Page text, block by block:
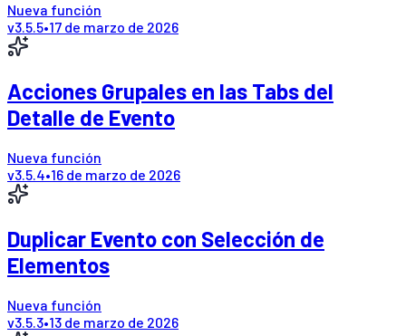
Nueva función
v3.5.5•17 de marzo de 2026
Acciones Grupales en las Tabs del
Detalle de Evento
Nueva función
v3.5.4•16 de marzo de 2026
Duplicar Evento con Selección de
Elementos
Nueva función
v3.5.3•13 de marzo de 2026